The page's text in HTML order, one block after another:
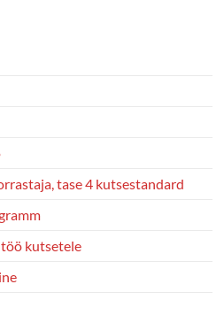
tase 4 kutsestandard
kutsetele